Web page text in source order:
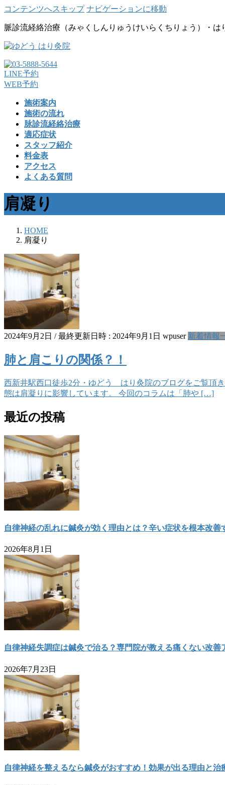
コンテンツへスキップ ナビゲーションに移動
脈診流経絡治療（みゃくしんりゅうけいらくちりょう）・は
LINE予約
WEB予約
施術案内
施術の流れ
脉診流経絡治療
適応症状
スタッフ紹介
料金表
アクセス
よくある質問
肩凝り
HOME
肩凝り
2024年9月2日 / 最終更新日時 : 2024年9月1日 wpuser 新着情報
肺と肩こりの関係？！
西新井駅西口徒歩2分・ゆどう はり灸院のブログをご覧頂
態は肩凝りに影響しています。 今回のコラムは「肺や […]
最近の投稿
自律神経の乱れに鍼灸が効く理由とは？辛い症状を根本改善
2026年8月1日
自律神経失調症は鍼灸で治る？専門院が教える痛くない改善
2026年7月23日
自律神経を整えるなら鍼灸がおすすめ！効果が出る理由と治